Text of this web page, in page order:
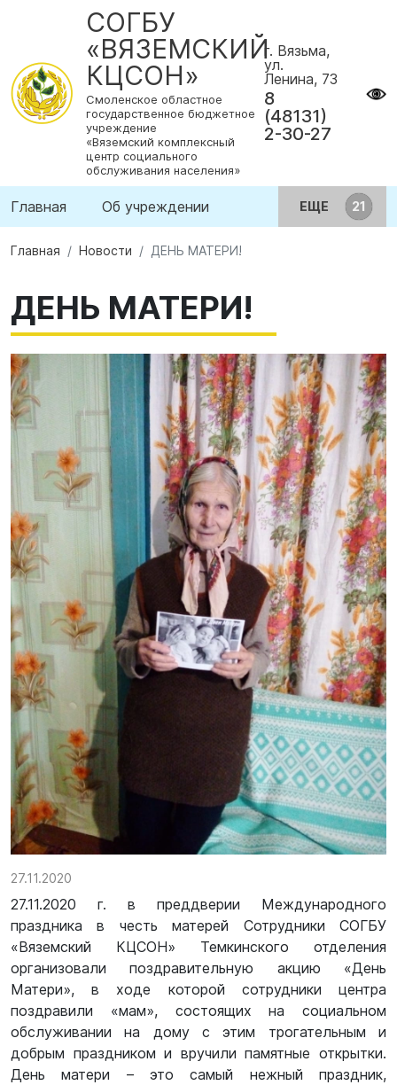
СОГБУ
«ВЯЗЕМСКИЙ
КЦСОН»
Смоленское областное
государственное бюджетное
учреждение
«Вяземский комплексный
центр социального
обслуживания населения»
г. Вязьма,
ул.
Ленина, 73
8
(48131)
2-30-27
Главная Об учреждении ЕЩЕ
Главная Новости ДЕНЬ МАТЕРИ!
ДЕНЬ МАТЕРИ!
27.11.2020
27.11.2020 г. в преддверии Международного
праздника в честь матерей Сотрудники СОГБУ
«Вяземский КЦСОН» Темкинского отделения
организовали поздравительную акцию «День
Матери», в ходе которой сотрудники центра
поздравили «мам», состоящих на социальном
обслуживании на дому с этим трогательным и
добрым праздником и вручили памятные открытки.
День матери – это самый нежный праздник,